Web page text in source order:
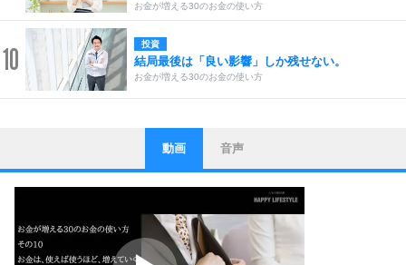
お金が増える30のお金の使い方
10 投資
結局最後は「良い影響」しか残せない。
お金が増える30のお金の使い方
1
ストレス対策
他人と比べない。
いっそのこと、他人を見ない。
いらいらしない人になる30の方法
プラス思考
ポジティブになれない原因は、行動しないから。
動画 音声